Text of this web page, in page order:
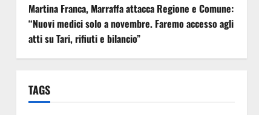
Martina Franca, Marraffa attacca Regione e Comune:
“Nuovi medici solo a novembre. Faremo accesso agli
atti su Tari, rifiuti e bilancio”
TAGS